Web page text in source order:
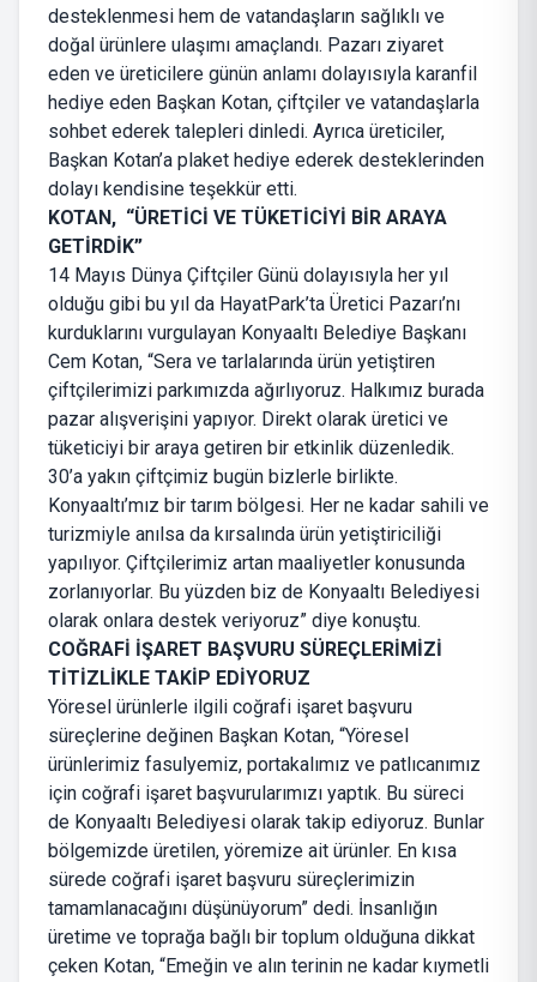
desteklenmesi hem de vatandaşların sağlıklı ve
doğal ürünlere ulaşımı amaçlandı. Pazarı ziyaret
eden ve üreticilere günün anlamı dolayısıyla karanfil
hediye eden Başkan Kotan, çiftçiler ve vatandaşlarla
sohbet ederek talepleri dinledi. Ayrıca üreticiler,
Başkan Kotan’a plaket hediye ederek desteklerinden
dolayı kendisine teşekkür etti.
KOTAN, “ÜRETİCİ VE TÜKETİCİYİ BİR ARAYA
GETİRDİK”
14 Mayıs Dünya Çiftçiler Günü dolayısıyla her yıl
olduğu gibi bu yıl da HayatPark’ta Üretici Pazarı’nı
kurduklarını vurgulayan Konyaaltı Belediye Başkanı
Cem Kotan, “Sera ve tarlalarında ürün yetiştiren
çiftçilerimizi parkımızda ağırlıyoruz. Halkımız burada
pazar alışverişini yapıyor. Direkt olarak üretici ve
tüketiciyi bir araya getiren bir etkinlik düzenledik.
30’a yakın çiftçimiz bugün bizlerle birlikte.
Konyaaltı’mız bir tarım bölgesi. Her ne kadar sahili ve
turizmiyle anılsa da kırsalında ürün yetiştiriciliği
yapılıyor. Çiftçilerimiz artan maaliyetler konusunda
zorlanıyorlar. Bu yüzden biz de Konyaaltı Belediyesi
olarak onlara destek veriyoruz” diye konuştu.
COĞRAFİ İŞARET BAŞVURU SÜREÇLERİMİZİ
TİTİZLİKLE TAKİP EDİYORUZ
Yöresel ürünlerle ilgili coğrafi işaret başvuru
süreçlerine değinen Başkan Kotan, “Yöresel
ürünlerimiz fasulyemiz, portakalımız ve patlıcanımız
için coğrafi işaret başvurularımızı yaptık. Bu süreci
de Konyaaltı Belediyesi olarak takip ediyoruz. Bunlar
bölgemizde üretilen, yöremize ait ürünler. En kısa
sürede coğrafi işaret başvuru süreçlerimizin
tamamlanacağını düşünüyorum” dedi. İnsanlığın
üretime ve toprağa bağlı bir toplum olduğuna dikkat
çeken Kotan, “Emeğin ve alın terinin ne kadar kıymetli